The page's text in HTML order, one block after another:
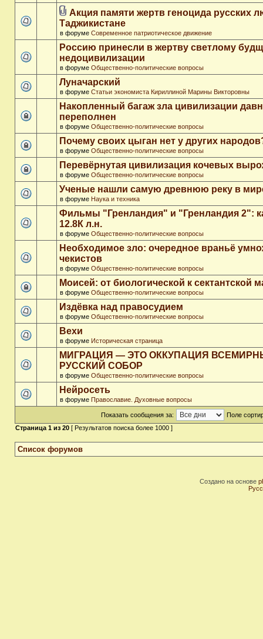
Акция памяти жертв геноцида русских
Таджикистане
в форуме Современное патриотическое движение
Россию принесли в жертву светлому
недоцивилизации
в форуме Общественно-политические вопросы
Луначарский
в форуме Статьи экономиста Кириллиной Марины Викторовны
Накопленный багаж зла цивилизации
переполнен
в форуме Общественно-политические вопросы
Почему своих цыган нет у других
в форуме Общественно-политические вопросы
Перевёрнутая цивилизация кочевых
в форуме Общественно-политические вопросы
Ученые нашли самую древнюю реку в
в форуме Наука и техника
Фильмы "Гренландия" и "Гренландия 2":
12.8К л.н.
в форуме Общественно-политические вопросы
Необходимое зло: очередное враньё
чекистов
в форуме Общественно-политические вопросы
Моисей: от биологической к сектантской
в форуме Общественно-политические вопросы
Издёвка над правосудием
в форуме Общественно-политические вопросы
Вехи
в форуме Историческая страница
МИГРАЦИЯ — ЭТО ОККУПАЦИЯ
РУССКИЙ СОБОР
в форуме Общественно-политические вопросы
Нейросеть
в форуме Православие. Духовные вопросы
Показать сообщения за:
Поле
Страница 1 из 20 [ Результатов поиска более 1000 ]
Список форумов
Создано на основе